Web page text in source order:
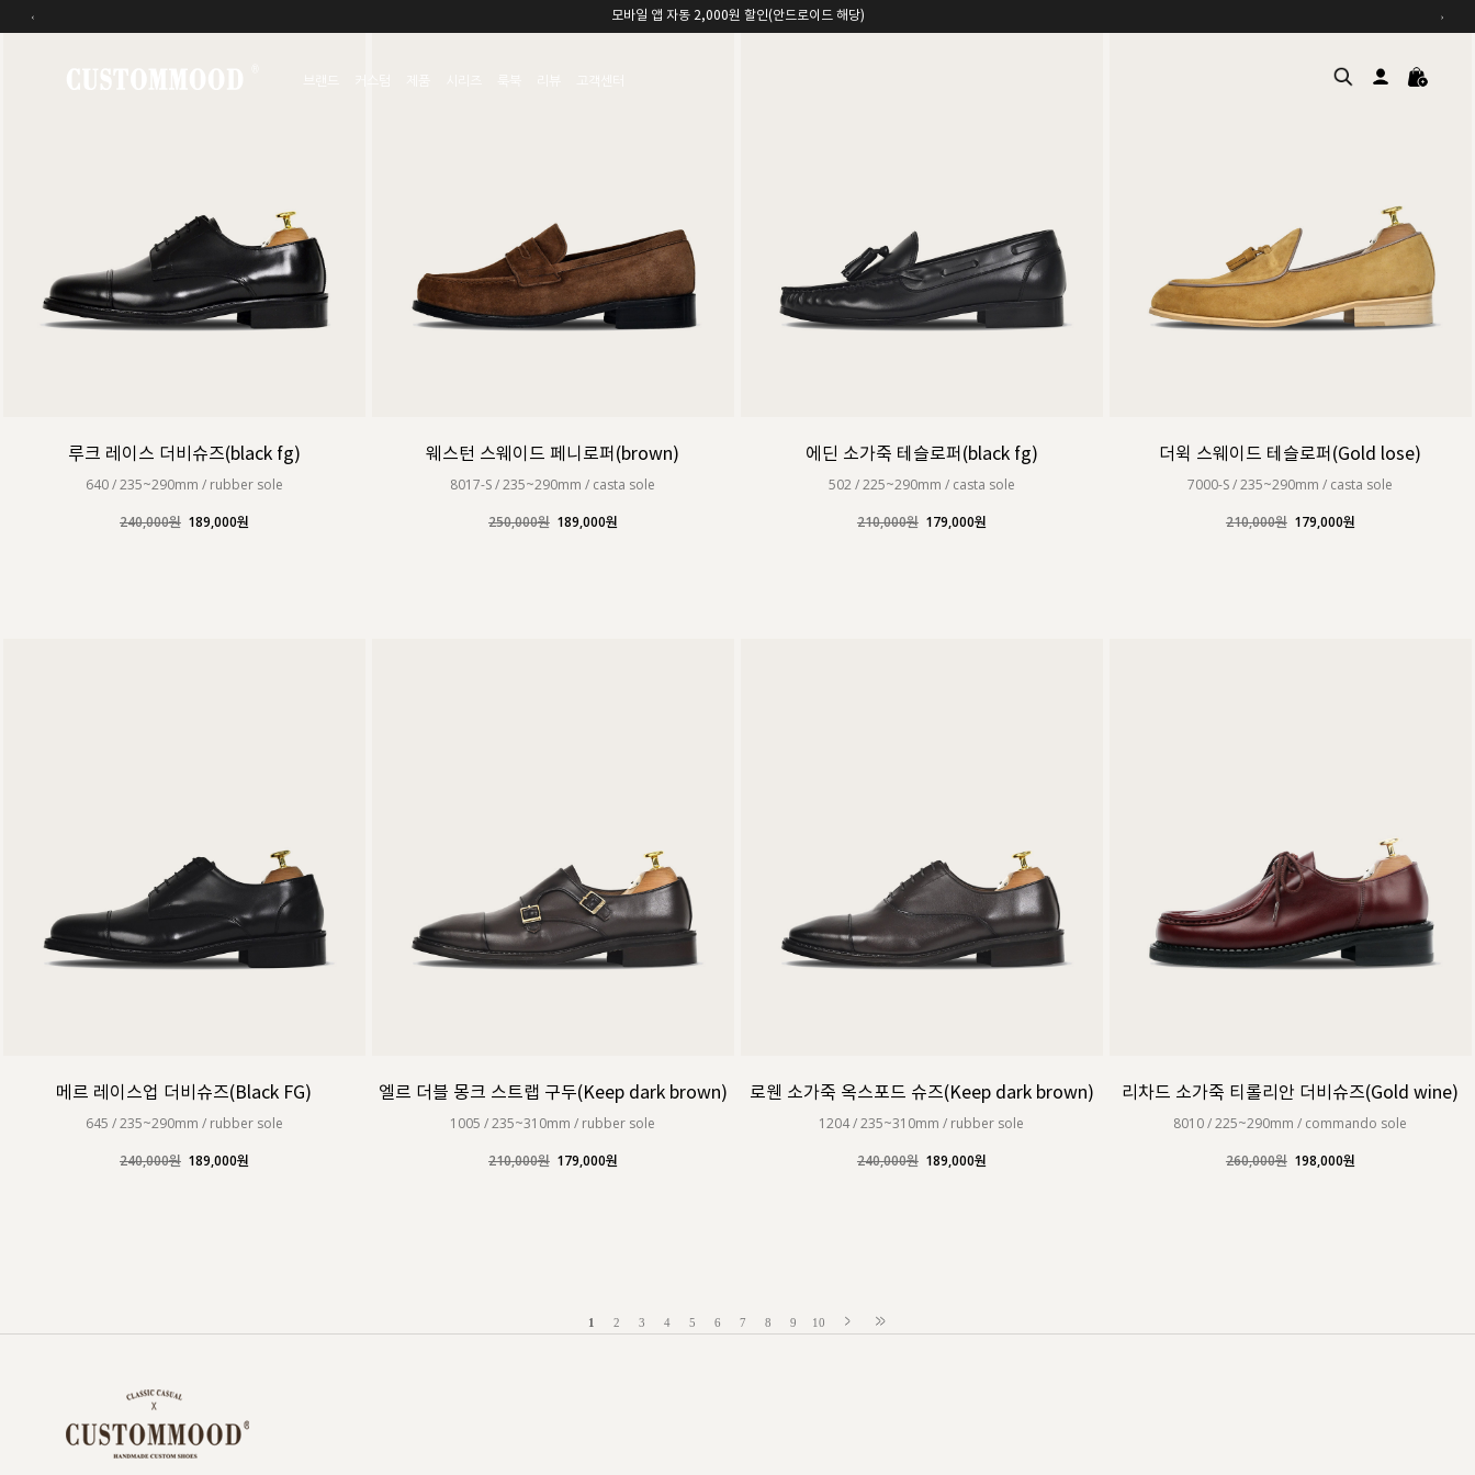
모바일 앱 자동 2,000원 할인(안드로이드 해당)
‹ ›
여름을 위한 특별한 혜택, 10%
카카오톡 24시간 문의
sat,sun,holiday off
루크 레이스 더비슈즈(black fg)
640 / 235~290mm / rubber sole
240,000원 189,000원
웨스턴 스웨이드 페니로퍼(brown)
8017-S / 235~290mm / casta sole
250,000원 189,000원
에딘 소가죽 테슬로퍼(black fg)
502 / 225~290mm / casta sole
210,000원 179,000원
더윅 스웨이드 테슬로퍼(Gold lose)
7000-S / 235~290mm / casta sole
210,000원 179,000원
메르 레이스업 더비슈즈(Black FG)
645 / 235~290mm / rubber sole
240,000원 189,000원
엘르 더블 몽크 스트랩 구두(Keep dark brown)
1005 / 235~310mm / rubber sole
210,000원 179,000원
로웬 소가죽 옥스포드 슈즈(Keep dark brown)
1204 / 235~310mm / rubber sole
240,000원 189,000원
리차드 소가죽 티롤리안 더비슈즈(Gold wine)
8010 / 225~290mm / commando sole
260,000원 198,000원
1 2 3 4 5 6 7 8 9 10